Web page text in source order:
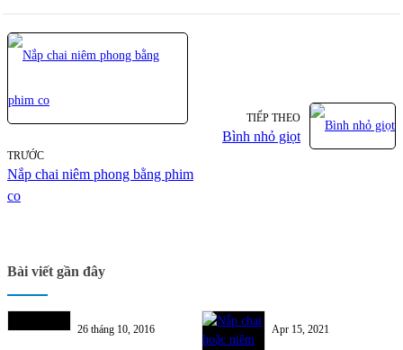
TRƯỚC
Nắp chai niêm phong bằng phim
co
TIẾP THEO
Bình nhỏ giọt
Bài viết gần đây
26 tháng 10, 2016 Apr 15, 2021